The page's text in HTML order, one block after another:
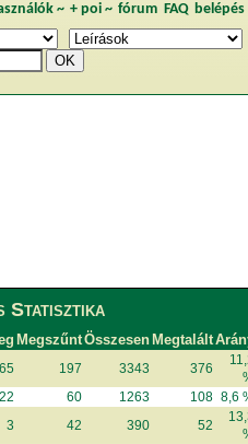
~ + poi~ fórum FAQ belépés
Statisztika
MegszűntÖsszesenMegtalált
65 197 3343 376
22 60 1263 108 8,6
3 42 390 52